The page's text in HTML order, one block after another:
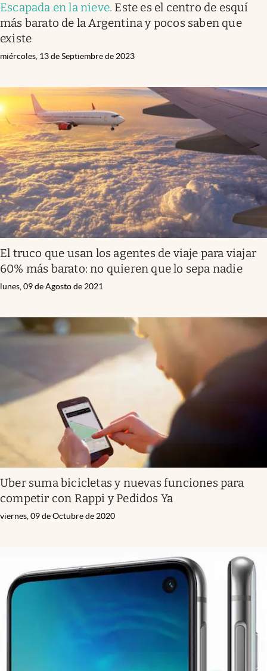
Escapada en la nieve. Este es el centro de esquí
más barato de la Argentina y pocos saben que
existe
miércoles, 13 de Septiembre de 2023
El truco que usan los agentes de viaje para viajar
60% más barato: no quieren que lo sepa nadie
lunes, 09 de Agosto de 2021
Uber suma bicicletas y nuevas funciones para
competir con Rappi y Pedidos Ya
viernes, 09 de Octubre de 2020